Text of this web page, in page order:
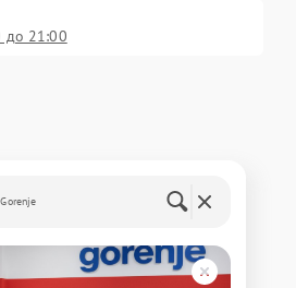
до 21:00